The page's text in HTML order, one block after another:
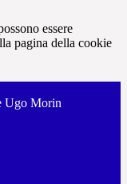
essere
pagina della cookie
Ugo Morin